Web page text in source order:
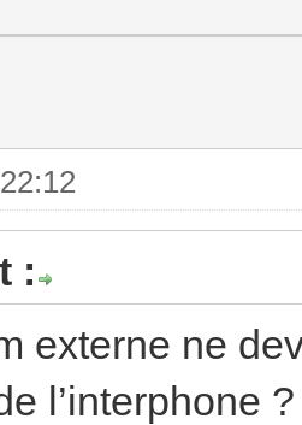
:
externe ne
l’interphone